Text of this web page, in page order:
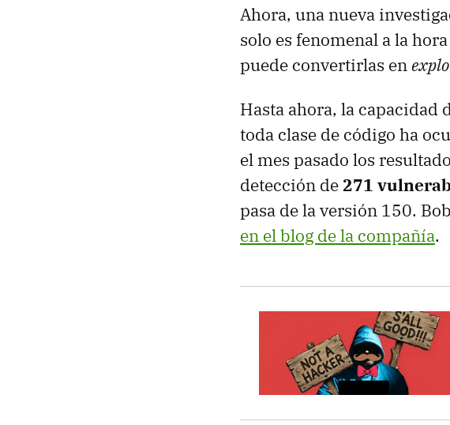
Ahora, una nueva
solo es fenomenal a la
puede convertirlas en
Hasta ahora, la capacidad
toda clase de código ha
el mes pasado los
detección de271
pasa de la versión 150.
en el blog de la compañía.